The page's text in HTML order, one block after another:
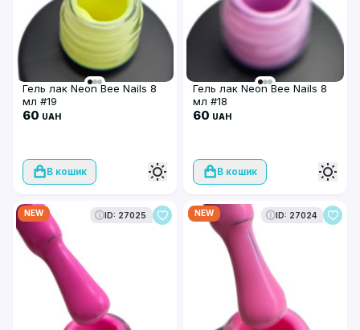
Гель лак Neon Bee Nails 8
мл #19
60 UAH
В кошик
Гель лак Neon Bee Nails 8
мл #18
60 UAH
В кошик
NEW ID: 27025 NEW ID: 27024